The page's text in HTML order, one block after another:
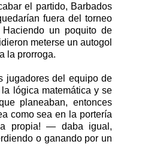
el partido, Barbados
fuera del torneo
un poquito de
meterse un autogol
la prorroga.
jugadores del equipo de
lógica matemática y se
planeaban, entonces
como sea en la portería
propia! — daba igual,
o ganando por un